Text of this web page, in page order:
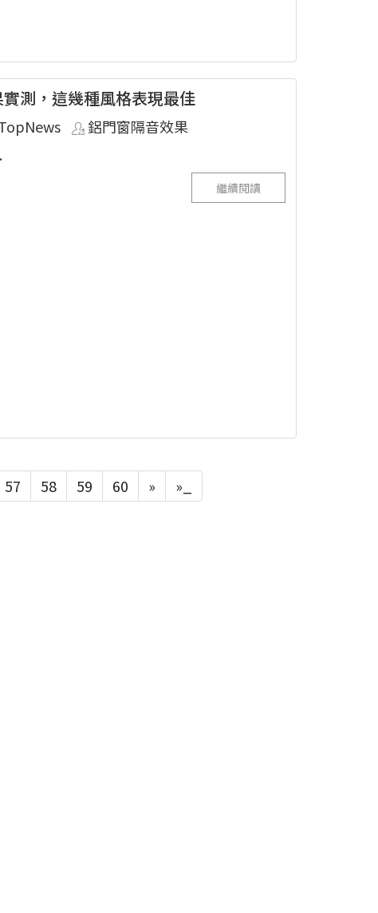
測，這幾種風格表現最佳
鋁門窗隔音效果
繼續閱讀
57 58 59 60 » »_